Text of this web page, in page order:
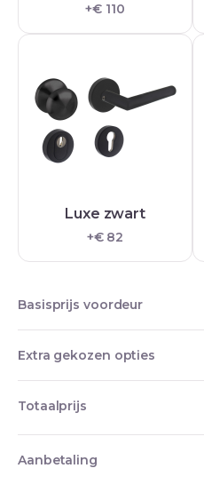
+€ 110
Luxe zwart
+€ 82
Basisprijs voordeur
Extra gekozen opties
Totaalprijs
Aanbetaling